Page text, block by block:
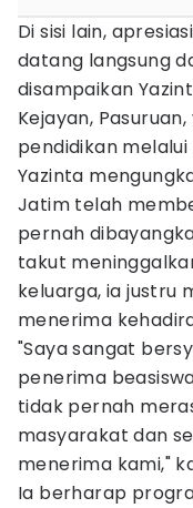
Di sisi lain,
datang langsung
disampaikan
Kejayan,
pendidikan
Yazinta
Jatim telah
pernah
takut
keluarga, ia justru
menerima
"Saya sangat
penerima
tidak pernah
masyarakat dan
menerima kami,"
Ia berharap